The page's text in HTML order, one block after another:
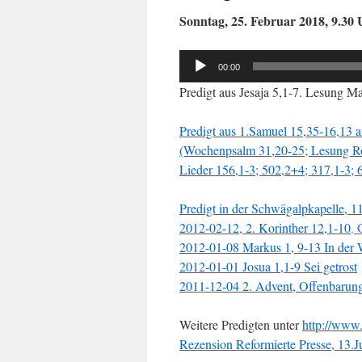
Sonntag, 25. Februar 2018, 9.30
Audio-
00:00
Predigt aus Jesaja 5,1-7. Lesung
Predigt aus 1.Samuel 15,35-16,13
(Wochenpsalm 31,20-25; Lesung
Lieder 156,1-3; 502,2+4; 317,1-3;
Predigt in der Schwägalpkapelle,
2012-02-12, 2. Korinther 12,1-10,
2012-01-08 Markus 1, 9-13 In der
2012-01-01 Josua 1,1-9 Sei getrost
2011-12-04 2. Advent,
Weitere Predigten unterhttp://
Rezension Reformierte Presse,